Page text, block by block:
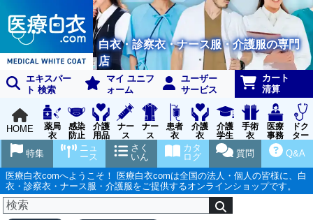
白衣・診察衣・ナース服・介護服の専門
店
エキスパー
ト 検索
マイ ユニフ
ォーム
ユーザー
サービス
カート
清算
HOME
薬局
衣
感染
防止
用品
介護
用品
ナー
ス
グッ
ズ
ナー
ス
ウェ
ア
患者
衣
介護
衣
介護
学生
実習
衣
手術
衣
医療
事務
受付
ドク
ター
ア
Q&A
質問
カタ
ログ
さく
いん
ニュ
ース
特集
医療白衣comへようこそ！ 医療白衣comは全国の法人・個人の皆様に、白
衣・診察衣・ナース服・介護服をご提供するオンラインショップです。